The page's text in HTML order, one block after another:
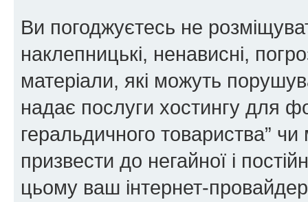
Ви погоджуєтесь не
наклепницькі, ненависні,
матеріали, які можуть
надає послуги хостингу для
геральдичного товариства”
призвести до негайної і
цьому ваш інтернет-